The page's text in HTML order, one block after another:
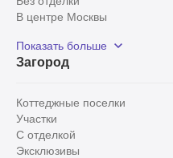
В центре Москвы
Рядом с парком
С панорамными окнами
Показать больше
Загород
Коттеджные поселки
Участки
С отделкой
Эксклюзивы